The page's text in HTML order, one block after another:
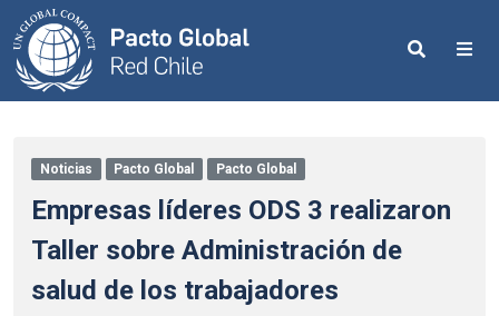
Search
Noticias Pacto Global Pacto Global
Empresas líderes ODS 3 realizaron
Taller sobre Administración de
salud de los trabajadores